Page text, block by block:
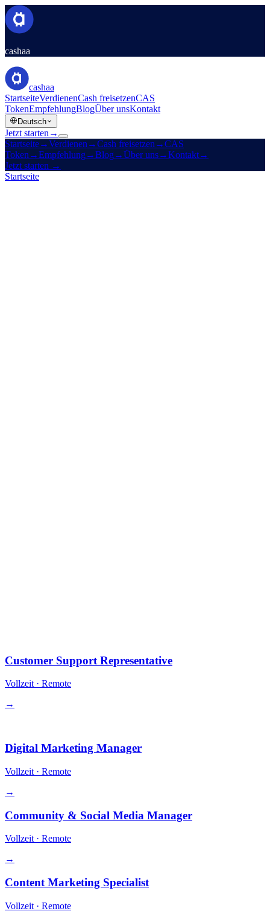
cashaa
cashaa
StartseiteVerdienenCash freisetzenCAS
TokenEmpfehlungBlogÜber unsKontakt
Deutsch
Jetzt starten →
Startseite→Verdienen →Cash freisetzen →CAS
Token →Empfehlung→Blog→Über uns→Kontakt→
Jetzt starten →
Startseite
Customer Support Representative
Vollzeit· Remote
→
Digital Marketing Manager
Vollzeit · Remote
→
Community & Social Media Manager
Vollzeit · Remote
→
Content Marketing Specialist
Vollzeit · Remote